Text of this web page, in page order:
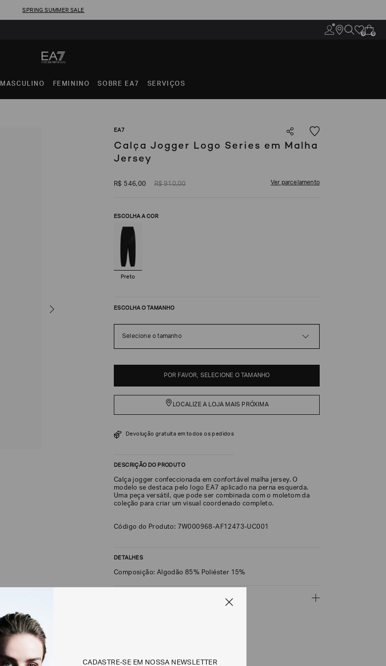
SPRING SUMMER SALE
0 0
MASCULINO FEMININO SOBRE EA7 SERVIÇOS
EA7
Calça Jogger Logo Series em Malha
Jersey
R$ 546,00 R$ 910,00 Ver parcelamento
ESCOLHA A COR
Preto
ESCOLHA O TAMANHO
Selecione o tamanho
POR FAVOR, SELECIONE O TAMANHO
LOCALIZE A LOJA MAIS PRÓXIMA
Devolução gratuita em todos os pedidos
DESCRIÇÃO DO PRODUTO
Calça jogger confeccionada em confortável malha jersey. O
modelo se destaca pelo logo EA7 aplicado na perna esquerda.
Uma peça versátil, que pode ser combinada com o moletom da
coleção para criar um visual coordenado completo.
Código do Produto: 7W000968-AF12473-UC001
DETALHES
Composição: Algodão 85% Poliéster 15%
CADASTRE-SE EM NOSSA NEWSLETTER